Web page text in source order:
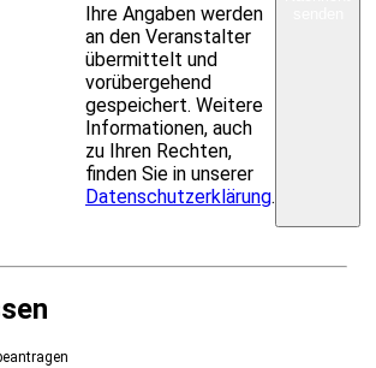
Ihre Angaben werden
an den Veranstalter
übermittelt und
vorübergehend
gespeichert. Weitere
Informationen, auch
zu Ihren Rechten,
finden Sie in unserer
Datenschutzerklärung.